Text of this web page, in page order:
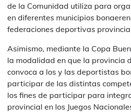
de la Comunidad utiliza para
en diferentes municipios
federaciones deportivas
Asimismo, mediante la Copa
la modalidad en que la provincia
convoca a los y las deportistas
participar de las distintas
los fines de participar para
provincial en los Juegos